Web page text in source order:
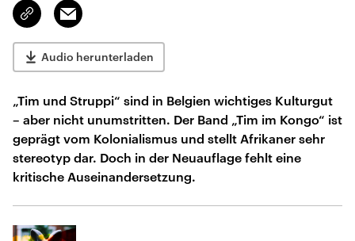
Link
kopieren/teilen
Email
Audio herunterladen
„Tim und Struppi“ sind in Belgien wichtiges Kulturgut
– aber nicht unumstritten. Der Band „Tim im Kongo“ ist
geprägt vom Kolonialismus und stellt Afrikaner sehr
stereotyp dar. Doch in der Neuauflage fehlt eine
kritische Auseinandersetzung.